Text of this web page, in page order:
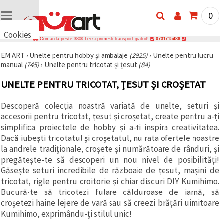
Cookies
vrem să vă
oferim
cookie -uri.
Cu toate
sunt diferite
de cele pe
care le
cunoașteți,
suntem
siguri că
veți avea
cea mai
tare
experiență
aici,
amintindu-
vă de
preferințele
și re-
0
Comanda peste 3800 Lei si primesti transport gratuit! 0731715486
EM ART › Unelte pentru hobby și ambalaje (2925)› Unelte pentru lucru
manual (745)› Unelte pentru tricotat și țesut (84)
UNELTE PENTRU TRICOTAT, ȚESUT ȘI CROȘETAT
Descoperă colecția noastră variată de unelte, seturi și
accesorii pentru tricotat, țesut și croșetat, create pentru a-ți
simplifica proiectele de hobby și a-ți inspira creativitatea.
Dacă iubești tricotatul și croșetatul, nu rata ofertele noastre
la andrele tradiționale, croșete și numărătoare de rânduri, și
pregătește-te să descoperi un nou nivel de posibilități!
Găsește seturi incredibile de războaie de țesut, mașini de
tricotat, rigle pentru croitorie și chiar discuri DIY Kumihimo.
Bucură-te să tricotezi fulare călduroase de iarnă, să
croșetezi haine lejere de vară sau să creezi brățări uimitoare
Kumihimo, exprimându-ți stilul unic!